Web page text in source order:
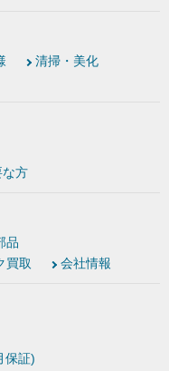
清掃・美化
な方
品
買取 会社情報
保証)